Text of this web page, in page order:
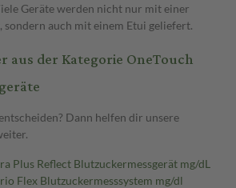
Geräte werden nicht nur mit einer
sondern auch mit einem Etui geliefert.
aus der Kategorie OneTouch
Dann helfen dir unsere
Plus Reflect Blutzuckermessgerät mg/dL
Flex Blutzuckermesssystem mg/dl